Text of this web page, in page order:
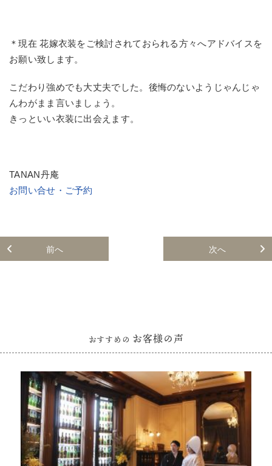
＊現在 花嫁衣装をご検討されておられる方々へアドバイスを
お願い致します。
こだわり強めでも大丈夫でした。後悔のないようじゃんじゃ
んわがまま言いましょう。
きっといい衣装に出会えます。
TANAN丹庵
お問い合せ・ご予約
前へ 次へ
おすすめの お客様の声